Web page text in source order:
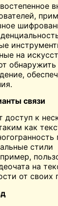
на
обнаружить
связи
доступ к
как
стили
на
от своих